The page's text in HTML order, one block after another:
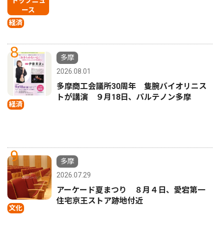
ース
経済
8
経済
多摩
2026.08.01
多摩商工会議所30周年 隻腕バイオリニス
トが講演 ９月18日、パルテノン多摩
9
文化
多摩
2026.07.29
アーケード夏まつり ８月４日、愛宕第一
住宅京王ストア跡地付近